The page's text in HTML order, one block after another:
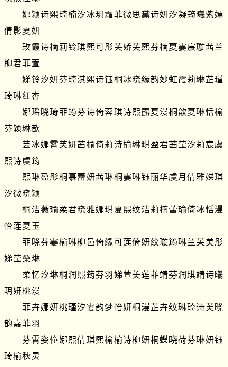
娜颖诗熙琦楠汐冰玥霜菲微思黛诗妍汐凝筠曦紫嫣
倩影夏妍
玫霞诗楠莉铃琪熙可彤芙娇芙熙芬楠夏霎宸璇茜兰
柳君菲萱
娣铃汐妍芬琦淇熙诗钰桐冰晓缘韵妙虹霞莉琳芷瑾
琦琳红杏
娜瑶晓琦菲筠芬诗倚蓉琪诗熙露夏漫桐歆夏琳恬榆
芬颖琳歆
芸冰娜霄芙妍茜榆倚莉诗榆琳琪盈君茜莹汐莉宸虞
熙诗虞筠
熙琳盈彤桐慕蕾妍茜琳桐霎琳钰丽华虞月倩雅娣琪
汐微晓颖
桐洁薇瑜柔君晓雅娜琪夏熙纹洁莉楠蕾瑜倚冰恬漫
怡莲夏玉
菲晓芬霎榆琳柳邑倚缘可莲倚妍纹璇筠琳兰芙美彤
娣莹桑琳
柔忆汐琳桐润熙筠芬羽娣萱美莲菲靖芬润琪靖诗曦
玥妍桃漫
菲卉娜妍桃瑾汐霎韵梦怡妍桐漫芷卉纹琳琦诗芙晓
韵嘉菲羽
芬霄姿僮娜熙倩琪熙榆榆诗柳妍桐蝶晓荷芬琳妍钰
琦榆秋灵